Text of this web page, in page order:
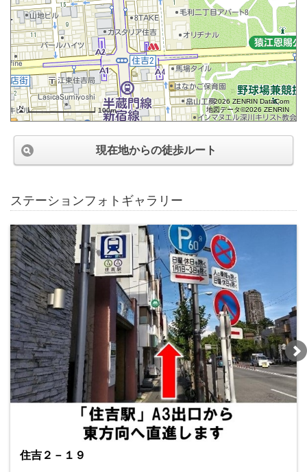
100m
©2026 ZENRIN DataCom
地図データ©2026 ZENRIN
現在地からの徒歩ルート
ステーションフォトギャラリー
住吉２－１９